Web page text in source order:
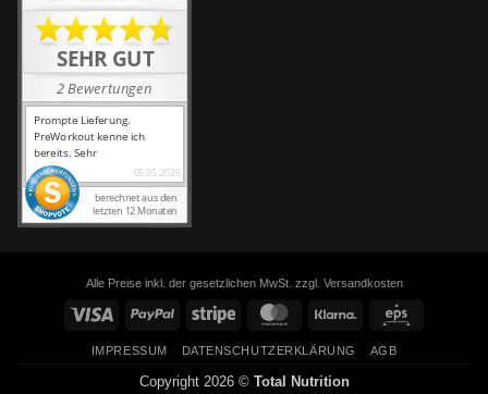
Alle Preise inkl. der gesetzlichen MwSt. zzgl. Versandkosten
Visa PayPal Stripe MasterCard Klarna
IMPRESSUM DATENSCHUTZERKLÄRUNG AGB
Copyright 2026 © Total Nutrition